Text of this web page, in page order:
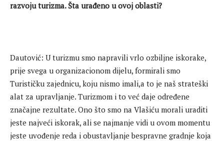
razvoju turizma. Šta urađeno u ovoj oblasti?
Dautović: U turizmu smo napravili vrlo ozbiljne iskorake,
prije svega u organizacionom dijelu, formirali smo
Turističku zajednicu, koju nismo imali,a to je naš strateški
alat za upravljanje. Turizmom i to već daje određene
značajne rezultate. Ono što smo na Vlašiću morali uraditi
jeste najveći iskorak, ali se najmanje vidi u ovom momentu
jeste uvođenje reda i obustavljanje bespravne gradnje koja